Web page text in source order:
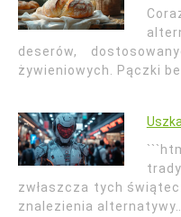
deserów,
żywieniowych. Pączki
zwłaszcza tych
znalezienia alternatywy…